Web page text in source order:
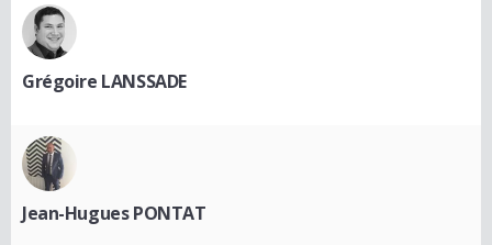
Grégoire LANSSADE
Jean-Hugues PONTAT